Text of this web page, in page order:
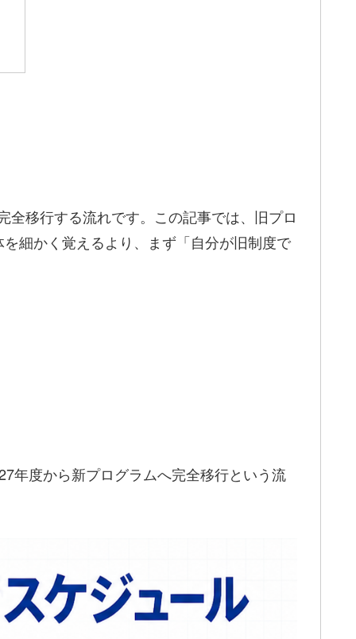
移行する流れです。この記事では、旧プロ
細かく覚えるより、まず「自分が旧制度で
年度から新プログラムへ完全移行という流